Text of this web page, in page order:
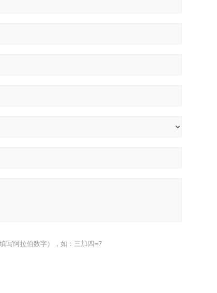
写阿拉伯数字），如：三加四=7